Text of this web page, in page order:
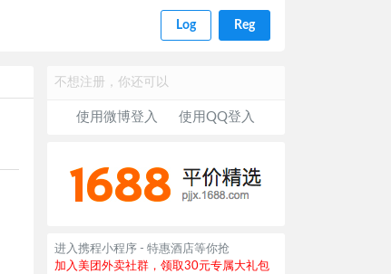
Log Reg
不想注册，你还可以
使用微博登入 使用QQ登入
进入携程小程序 - 特惠酒店等你抢
加入美团外卖社群，领取30元专属大礼包